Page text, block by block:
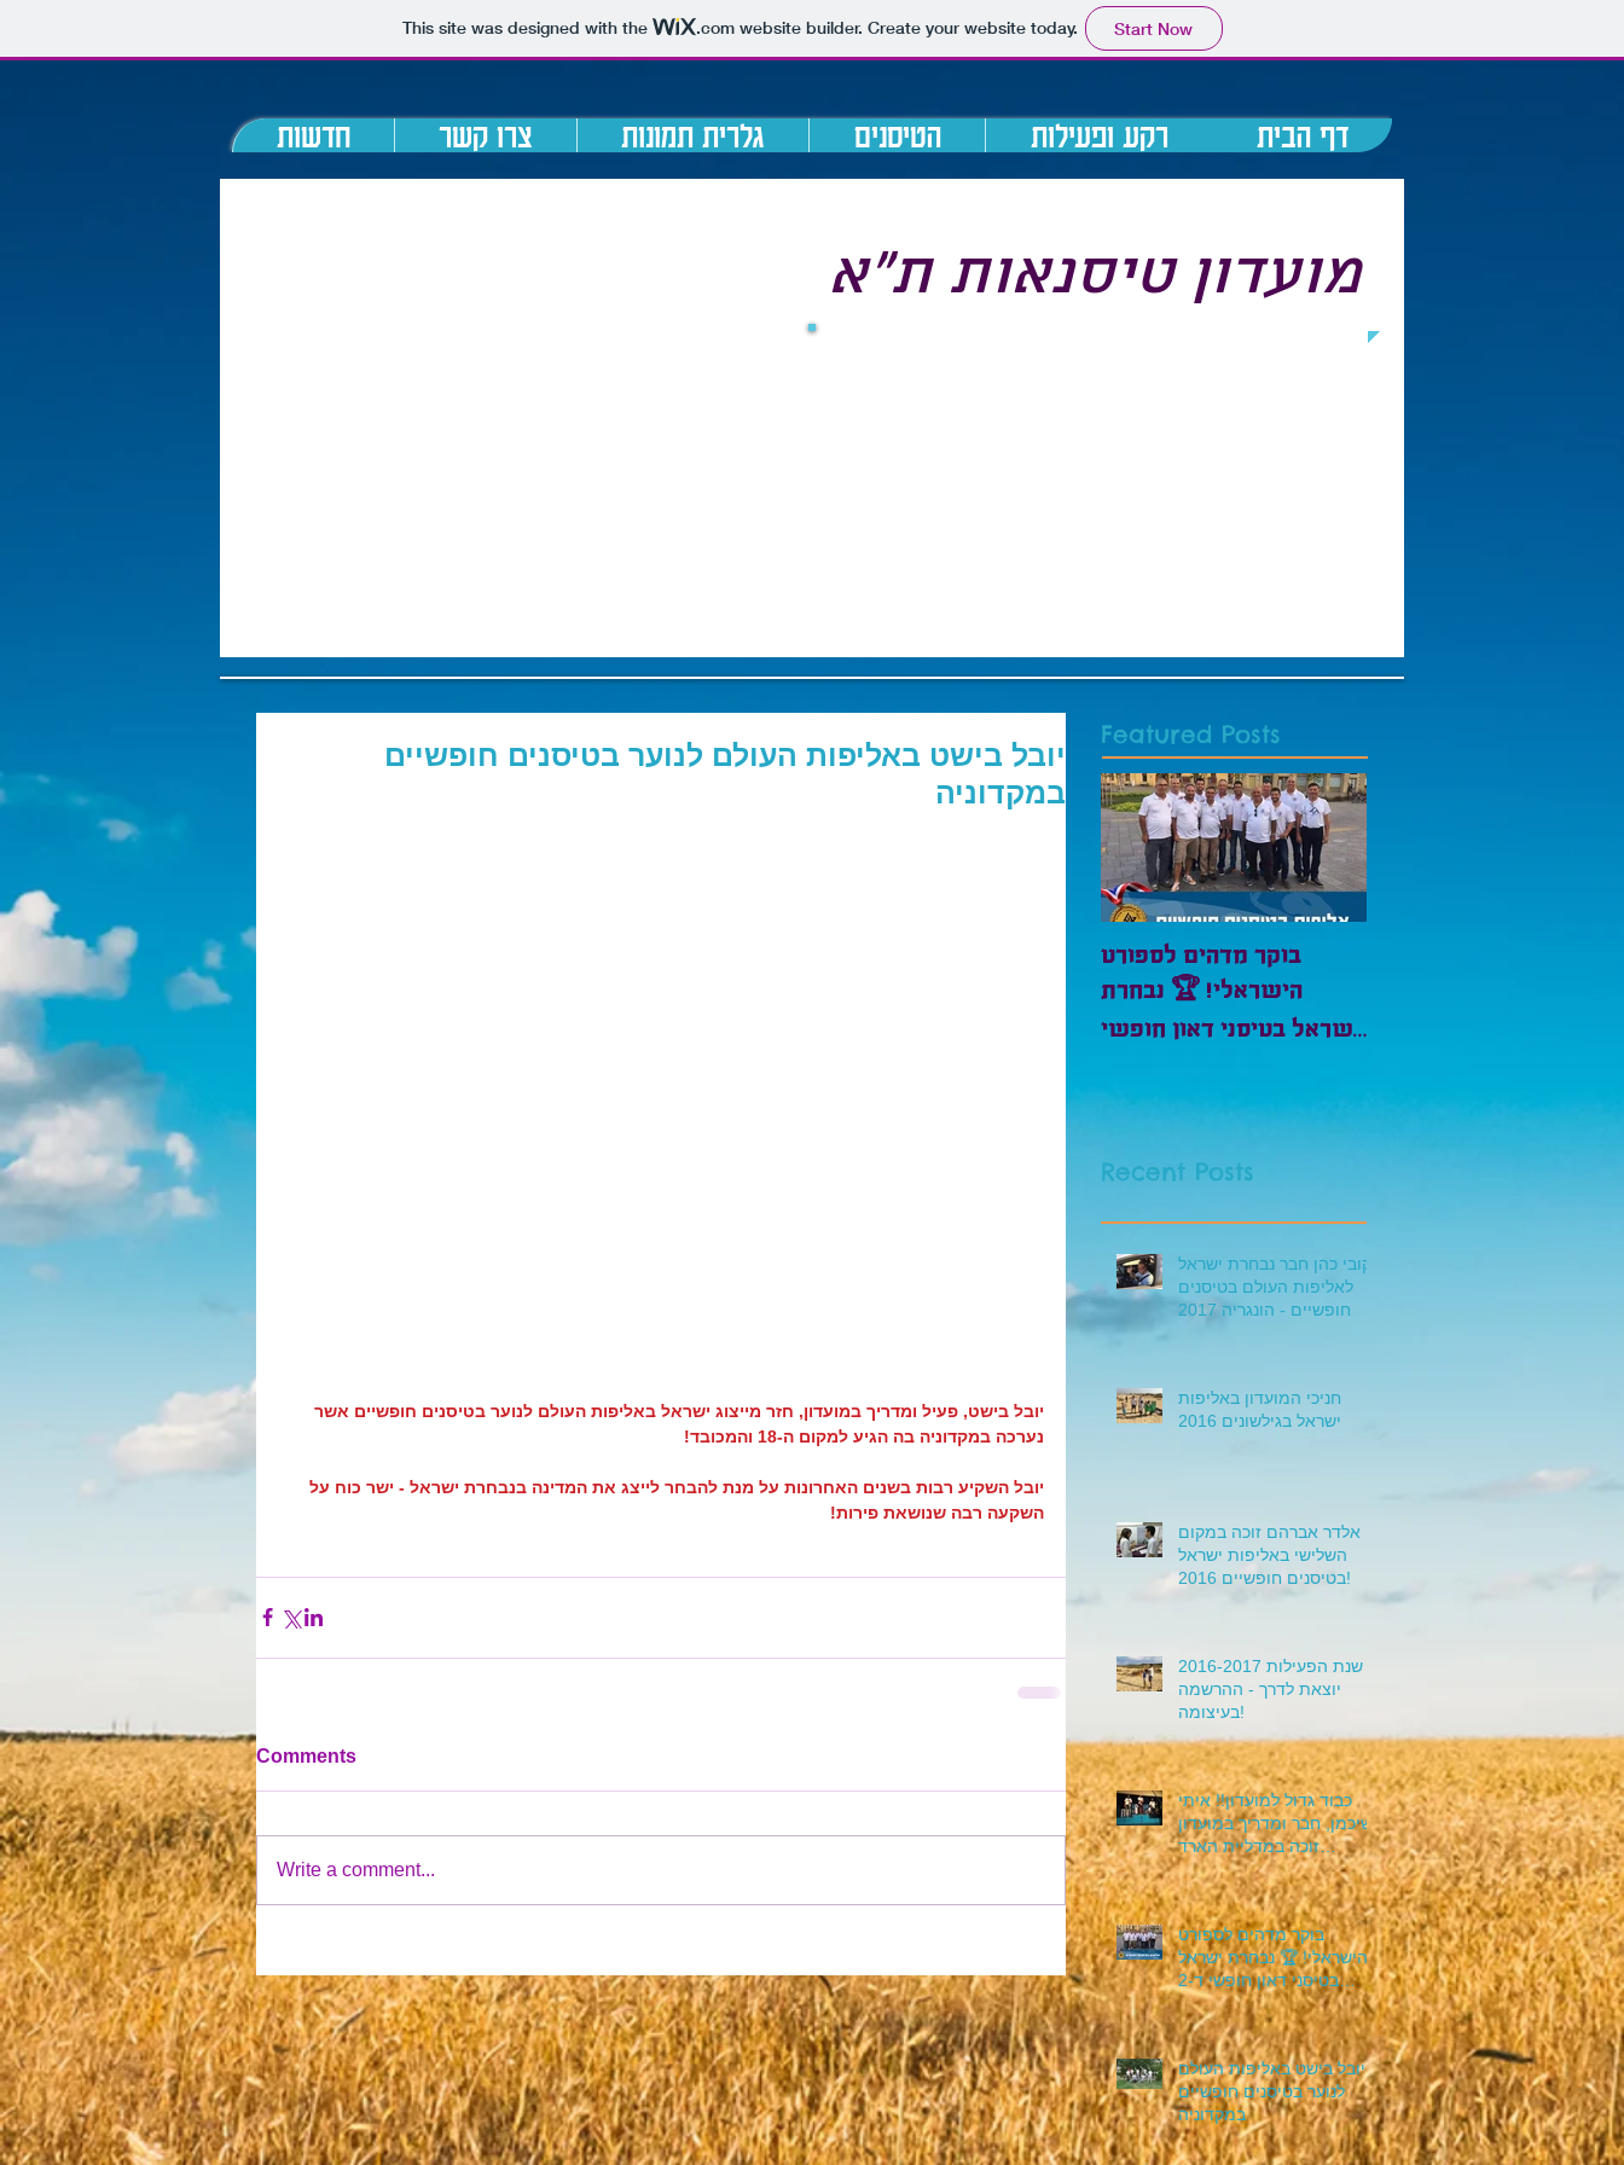
This site was designed with the .comwebsite builder. Create your website today. Start Now
דף הבית רקע ופעילות הטיסנים גלרית תמונות צרו קשר חדשות
מועדון טיסנאות ת"א
יובל בישט באליפות העולם לנוער בטיסנים חופשיים
במקדוניה
יובל בישט, פעיל ומדריך במועדון, חזר מייצוג ישראל באליפות העולם לנוער בטיסנים חופשיים אשר
נערכה במקדוניה בה הגיע למקום ה-18 והמכובד!
יובל השקיע רבות בשנים האחרונות על מנת להבחר לייצג את המדינה בנבחרת ישראל - ישר כוח על
השקעה רבה שנושאת פירות!
Comments
Write a comment...
Featured Posts
בוקר מדהים לספורט
הישראלי! 🏆 נבחרת
ישראל בטיסני דאון חופשי
Recent Posts
קובי כהן חבר נבחרת ישראל
לאליפות העולם בטיסנים
חופשיים - הונגריה 2017
חניכי המועדון באליפות
ישראל בגילשונים 2016
אלדר אברהם זוכה במקום
השלישי באליפות ישראל
בטיסנים חופשיים 2016!
שנת הפעילות 2016-2017
יוצאת לדרך - ההרשמה
בעיצומה!
כבוד גדול למועדון!! איתי
שיכמן, חבר ומדריך במועדון
זוכה במדליית הארד
במחלקת הטיסנים ד-2
באליפות אירו
בוקר מדהים לספורט
הישראלי! 🏆 נבחרת ישראל
בטיסני דאון חופשי ד-2
סיימה הבוקר את אליפות
אירופה בטיסנים
יובל בישט באליפות העולם
לנוער בטיסנים חופשיים
במקדוניה